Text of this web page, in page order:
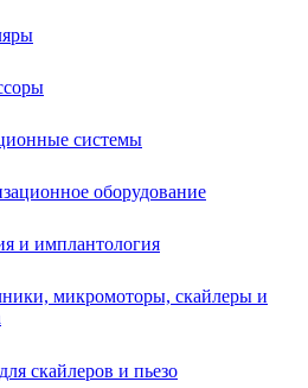
системы
оборудование
и имплантология
микромоторы, скайлеры и
скайлеров и пьезо